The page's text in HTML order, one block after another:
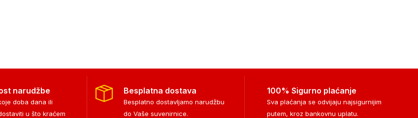
narudžbe
doba dana ili
u što kraćem
Besplatna dostava
Besplatno dostavljamo narudžbu
do Vaše suvenirnice.
100% Sigurno plaćanje
Sva plaćanja se odvijaju najsigurnijim
putem, kroz bankovnu uplatu.